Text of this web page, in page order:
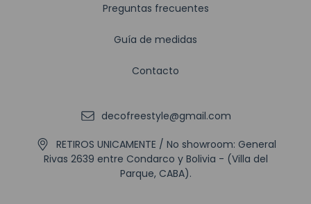
Preguntas frecuentes
Guía de medidas
Contacto
decofreestyle@gmail.com
RETIROS UNICAMENTE / No showroom: General
Rivas 2639 entre Condarco y Bolivia - (Villa del
Parque, CABA).